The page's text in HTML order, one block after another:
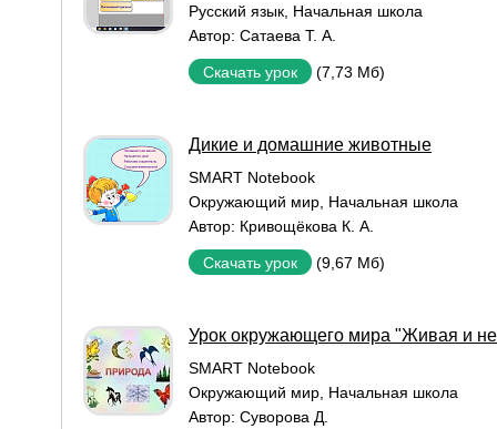
Русский язык Начальная школа
Автор: Сатаева Т. А.
Скачать урок (7,73 Мб)
Дикие и домашние животные
SMART Notebook
Окружающий мир Начальная школа
Автор: Кривощёкова К. А.
Скачать урок (9,67 Мб)
Урок окружающего мира "Живая и
SMART Notebook
Окружающий мир Начальная школа
Автор: Суворова Д.